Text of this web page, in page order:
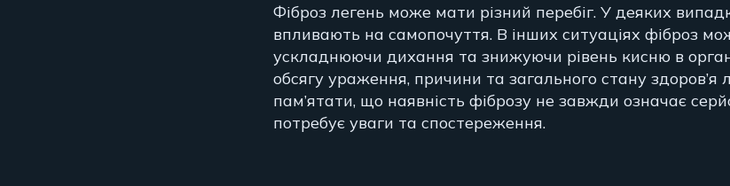
Фіброз легень може мати різний перебіг. У деяких
впливають на самопочуття. В інших ситуаціях фіброз
ускладнюючи дихання та знижуючи рівень кисню в
обсягу ураження, причини та загального стану
пам’ятати, що наявність фіброзу не завжди означає
потребує уваги та спостереження.